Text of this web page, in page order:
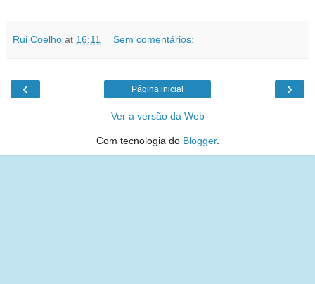
Rui Coelho at 16:11 Sem comentários:
‹ ›
Página inicial
Ver a versão da Web
Com tecnologia do Blogger.